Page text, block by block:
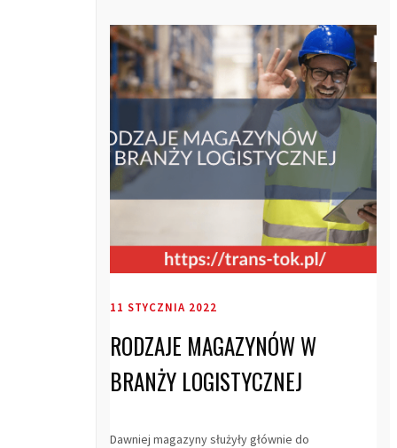
11 STYCZNIA 2022
RODZAJE MAGAZYNÓW W
BRANŻY LOGISTYCZNEJ
Dawniej magazyny służyły głównie do